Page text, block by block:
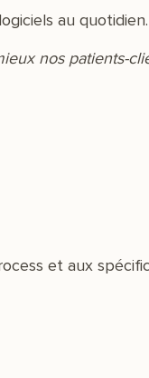
au quotidien.
nos patients-
et aux